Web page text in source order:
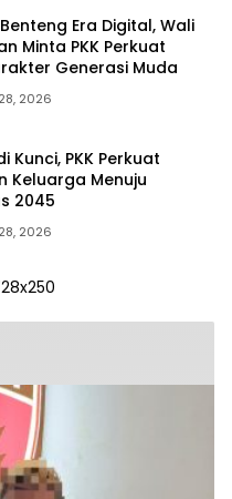
Era Digital, Wali
Minta PKK Perkuat
Generasi Muda
2026
Kunci, PKK Perkuat
Keluarga Menuju
2045
2026